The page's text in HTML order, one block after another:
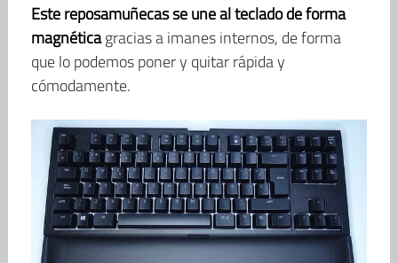
Este reposamuñecas se une al teclado de forma
magnéticagracias a imanes internos, de forma
que lo podemos poner y quitar rápida y
cómodamente.